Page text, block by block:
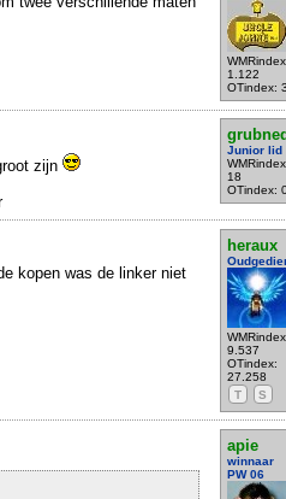
1.122
OTindex:
Junior lid
18
OTindex:
zijn
heraux
9.537
OTindex:
27.258
T
S
kopen was de linker niet
apie
winnaar
PW 06